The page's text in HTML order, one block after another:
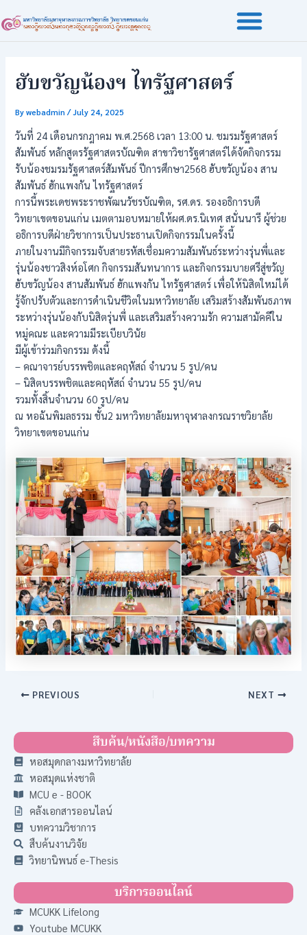
to
content
ฮับขวัญน้องฯ ไทรัฐศาสตร์
Bywebadmin/July 24, 2025
วันที่ 24 เดือนกรกฎาคม พ.ศ.2568 เวลา 13:00 น. ชมรมรัฐศาสตร์
สัมพันธ์ หลักสูตรรัฐศาสตรบัณฑิต สาขาวิชารัฐศาสตร์ได้จัดกิจกรรม
รับน้องชมรมรัฐศาสตร์สัมพันธ์ ปีการศึกษา2568 ฮับขวัญน้อง สาน
สัมพันธ์ ฮักแพงกัน ไทรัฐศาสตร์
การนี้พระเดชพระราชพัฒนวัชรบัณฑิต, รศ.ดร. รองอธิการบดี
วิทยาเขตขอนแก่น เมตตามอบหมายให้ผศ.ดร.นิเทศ สนั่นนารี ผู้ช่วย
อธิการบดีฝ่ายวิชาการเป็นประธานเปิดกิจกรรมในครั้งนี้
ภายในงานมีกิจกรรมจับสายรหัสเชื่อมความสัมพันธ์ระหว่างรุ่นพี่และ
รุ่นน้องชาวสิงห์อโศก กิจกรรมสันทนาการ และกิจกรรมบายศรีสู่ขวัญ
ฮับขวัญน้อง สานสัมพันธ์ ฮักแพงกัน ไทรัฐศาสตร์ เพื่อให้นิสิตใหม่ได้
รู้จักปรับตัวและการดำเนินชีวิตในมหาวิทยาลัย เสริมสร้างสัมพันธภาพ
ระหว่างรุ่นน้องกับนิสิตรุ่นพี่ และเสริมสร้างความรัก ความสามัคคีใน
หมู่คณะ และความมีระเบียบวินัย
มีผู้เข้าร่วมกิจกรรม ดังนี้
– คณาจารย์บรรพชิตและคฤหัสถ์ จำนวน 5 รูป/คน
– นิสิตบรรพชิตและคฤหัสถ์ จำนวน 55 รูป/คน
รวมทั้งสิ้นจำนวน 60 รูป/คน
ณ หอฉันพิมลธรรม ชั้น2 มหาวิทยาลัยมหาจุฬาลงกรณราชวิยาลัย
วิทยาเขตขอนแก่น
navigation
PREVIOUS NEXT
สืบค้น/หนังสือ/บทความ
หอสมุดกลางมหาวิทยาลัย
หอสมุดแห่งชาติ
MCU e - BOOK
คลังเอกสารออนไลน์
บทความวิชาการ
สืบค้นงานวิจัย
วิทยานิพนธ์ e-Thesis
บริการออนไลน์
MCUKK Lifelong
Youtube MCUKK